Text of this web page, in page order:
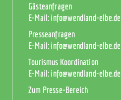
Gästeanfragen
E-Mail:info@wendland-elbe.de
Presseanfragen
E-Mail:info@wendland-elbe.de
Tourismus Koordination
E-Mail:info@wendland-elbe.de
Zum Presse-Bereich